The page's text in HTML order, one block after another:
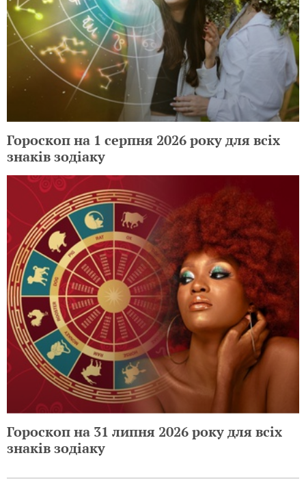
Гороскоп на 1 серпня 2026 року для всіх
знаків зодіаку
Гороскоп на 31 липня 2026 року для всіх
знаків зодіаку